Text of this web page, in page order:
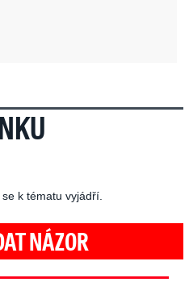
k tématu vyjádří.
NÁZOR